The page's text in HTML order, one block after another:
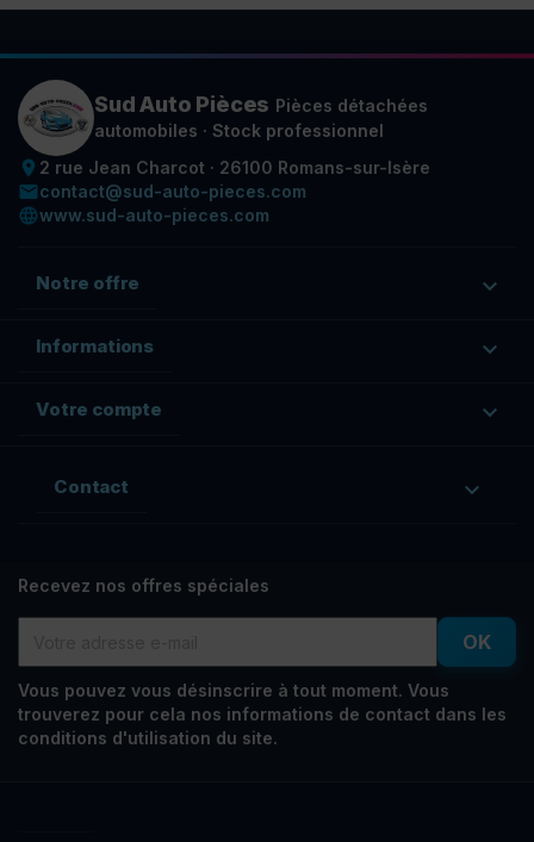
Sud Auto Pièces Pièces détachées
automobiles · Stock professionnel
place 2 rue Jean Charcot · 26100 Romans-sur-Isère
emailcontact@sud-auto-pieces.com
languagewww.sud-auto-pieces.com
Notre offre 
Informations 
Votre compte 
Contact 
Recevez nos offres spéciales
Vous pouvez vous désinscrire à tout moment. Vous
trouverez pour cela nos informations de contact dans les
conditions d'utilisation du site.